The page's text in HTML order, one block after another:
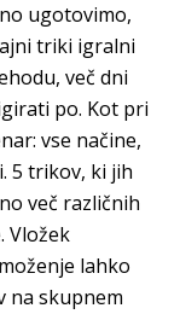
ugotovimo,
triki igralni
več dni
po. Kot pri
vse načine,
5 trikov, ki jih
več različnih
Vložek
lahko
na skupnem